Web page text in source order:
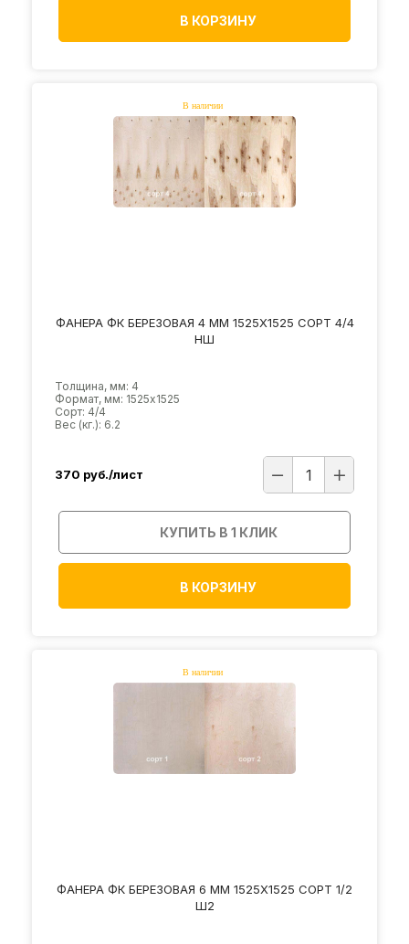
В КОРЗИНУ
ФАНЕРА ФК БЕРЕЗОВАЯ 4 ММ 1525Х1525 СОРТ 4/4
НШ
Толщина, мм: 4
Формат, мм: 1525х1525
Сорт: 4/4
Вес (кг.): 6.2
370 руб./лист
КУПИТЬ В 1 КЛИК
В КОРЗИНУ
ФАНЕРА ФК БЕРЕЗОВАЯ 6 ММ 1525Х1525 СОРТ 1/2
Ш2